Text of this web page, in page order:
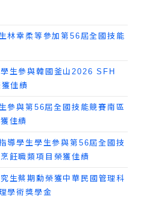
林幸柔等參加第56屆全國技能
生參與韓國釜山2026 SFH
佳績
參與第56屆全國技能競賽南區
佳績
導學生學生參與第56屆全國技
飪職類項目榮獲佳績
生蔡期勳榮獲中華民國管理科
學術獎學金